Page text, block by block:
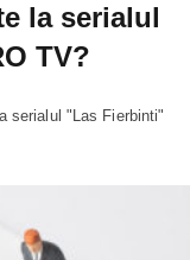
la serialul
TV?
serialul "Las Fierbinti"